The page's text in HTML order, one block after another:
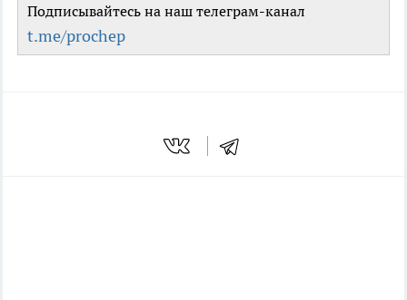
Подписывайтесь на наш телеграм-канал
t.me/prochep